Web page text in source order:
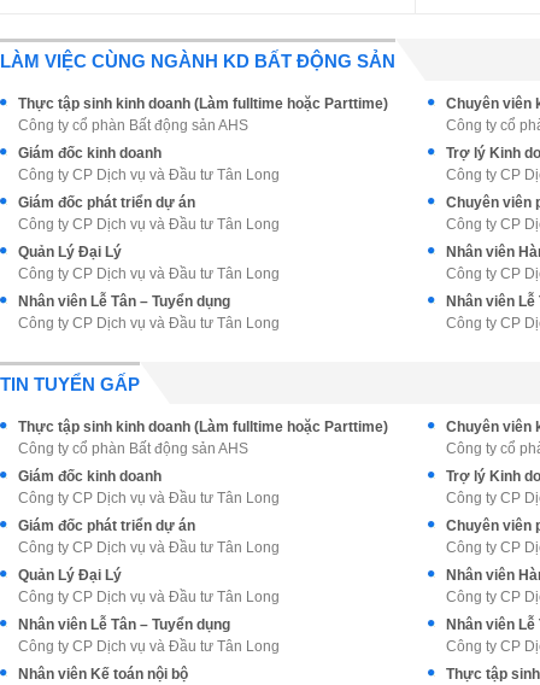
LÀM VIỆC CÙNG NGÀNH KD BẤT ĐỘNG SẢN
Thực tập sinh kinh doanh (Làm fulltime hoặc Parttime)
Công ty cổ phàn Bất động sản AHS
Công ty cổ
Giám đốc kinh doanh
Công ty CP Dịch vụ và Đầu tư Tân Long
Trợ lý Kinh
Công ty CP
Giám đốc phát triển dự án
Công ty CP Dịch vụ và Đầu tư Tân Long
Chuyên viên
Công ty CP
Quản Lý Đại Lý
Công ty CP Dịch vụ và Đầu tư Tân Long
Nhân viên
Công ty CP
Nhân viên Lễ Tân – Tuyển dụng
Công ty CP Dịch vụ và Đầu tư Tân Long
Nhân viên Lễ
Công ty CP
TIN TUYỂN GẤP
Thực tập sinh kinh doanh (Làm fulltime hoặc Parttime)
Công ty cổ phàn Bất động sản AHS
Công ty cổ
Giám đốc kinh doanh
Công ty CP Dịch vụ và Đầu tư Tân Long
Trợ lý Kinh
Công ty CP
Giám đốc phát triển dự án
Công ty CP Dịch vụ và Đầu tư Tân Long
Chuyên viên
Công ty CP
Quản Lý Đại Lý
Công ty CP Dịch vụ và Đầu tư Tân Long
Nhân viên
Công ty CP
Nhân viên Lễ Tân – Tuyển dụng
Công ty CP Dịch vụ và Đầu tư Tân Long
Nhân viên Lễ
Công ty CP
Nhân viên Kế toán nội bộ
Thực tập